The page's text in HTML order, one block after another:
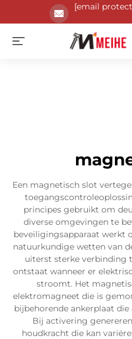
[email
Een magnetisch slot
principes gebruikt om
diverse omgevingen te
beveiligingsapparaat werkt
natuurkundige wetten van
uiterst sterke verbinding
ontstaat wanneer er
stroomt. Het
elektromagneet die is
bijbehorende ankerplaat
Bij activering
houdkracht die kan